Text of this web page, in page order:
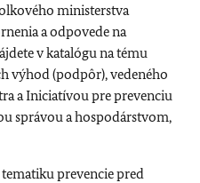
ministerstva
a odpovede na
v katalógu na tému
výhod (podpôr), vedeného
a Iniciatívou pre prevenciu
správou a hospodárstvom,
prevencie pred